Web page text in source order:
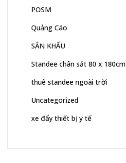
POSM
Quảng Cáo
SÂN KHẤU
Standee chân sắt 80 x 180cm
thuê standee ngoài trời
Uncategorized
xe đẩy thiết bị y tế